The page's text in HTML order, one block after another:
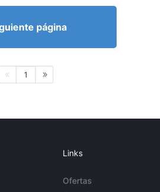
página
1
Links
Ofertas